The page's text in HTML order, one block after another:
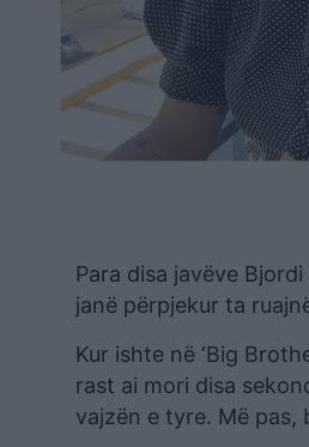
Para disa javëve
janë përpjekur ta
Kur ishte në ‘Big
rast ai mori disa
vajzën e tyre. Më pas,